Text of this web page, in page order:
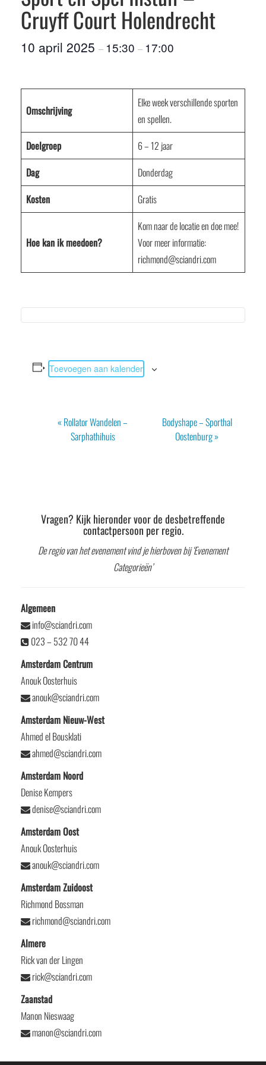
Cruyff Court Holendrecht
10 april 2025 – 15:30 – 17:00
Omschrijving
Elke week verschillende sporten
en spellen.
Doelgroep
6 – 12 jaar
Dag
Donderdag
Kosten
Gratis
Hoe kan ik meedoen?
Kom naar de locatie en doe mee!
Voor meer informatie:
richmond@sciandri.com
Toevoegen aan kalender
Evenement
« Rollator Wandelen –
Sarphathihuis
Bodyshape – Sporthal
Oostenburg»
Vragen? Kijk hieronder voor de desbetreffende
contactpersoon per regio.
De regio van het evenement vind je hierboven bij ‘Evenement
Categorieën’
Algemeen
info@sciandri.com
023 – 532 70 44
Amsterdam Centrum
Anouk Oosterhuis
anouk@sciandri.com
Amsterdam Nieuw-West
Ahmed el Bousklati
ahmed@sciandri.com
Amsterdam Noord
Denise Kempers
denise@sciandri.com
Amsterdam Oost
Anouk Oosterhuis
anouk@sciandri.com
Amsterdam Zuidoost
Richmond Bossman
richmond@sciandri.com
Almere
Rick van der Lingen
rick@sciandri.com
Zaanstad
Manon Nieswaag
manon@sciandri.com